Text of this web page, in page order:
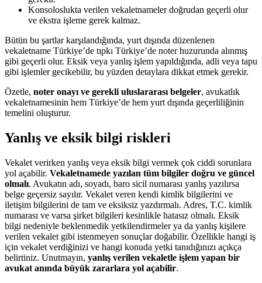
Konsoloslukta verilen vekaletnameler doğrudan geçerli olur
ve ekstra işleme gerek kalmaz.
Bütün bu şartlar karşılandığında, yurt dışında düzenlenen
vekaletname Türkiye’de tıpkı Türkiye’de noter huzurunda alınmış
gibi geçerli olur. Eksik veya yanlış işlem yapıldığında, adli veya tapu
gibi işlemler gecikebilir, bu yüzden detaylara dikkat etmek gerekir.
Özetle, noter onayı ve gerekli uluslararası belgeler, avukatlık
vekaletnamesinin hem Türkiye’de hem yurt dışında geçerliliğinin
temelini oluşturur.
Yanlış ve eksik bilgi riskleri
Vekalet verirken yanlış veya eksik bilgi vermek çok ciddi sorunlara
yol açabilir. Vekaletnamede yazılan tüm bilgiler doğru ve güncel
olmalı. Avukatın adı, soyadı, baro sicil numarası yanlış yazılırsa
belge geçersiz sayılır. Vekalet veren kendi kimlik bilgilerini ve
iletişim bilgilerini de tam ve eksiksiz yazdırmalı. Adres, T.C. kimlik
numarası ve varsa şirket bilgileri kesinlikle hatasız olmalı. Eksik
bilgi nedeniyle beklenmedik yetkilendirmeler ya da yanlış kişilere
verilen vekalet gibi istenmeyen sonuçlar doğabilir. Özellikle hangi iş
için vekalet verdiğinizi ve hangi konuda yetki tanıdığınızı açıkça
belirtiniz. Unutmayın, yanlış verilen vekaletle işlem yapan bir
avukat anında büyük zararlara yol açabilir.